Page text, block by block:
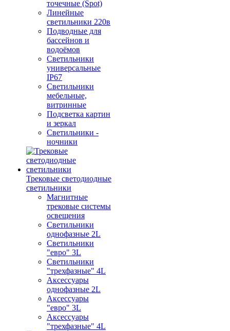
точечные (Spot)
Линейные
светильники 220в
Подводные для
бассейнов и
водоёмов
Светильники
универсальные
IP67
Светильники
мебельные,
витринные
Подсветка картин
и зеркал
Светильники -
ночники
Трековые светодиодные
светильники
Магнитные
трековые системы
освещения
Светильники
однофазные 2L
Светильники
"евро" 3L
Светильники
"трехфазные" 4L
Аксессуары
однофазные 2L
Аксессуары
"евро" 3L
Аксессуары
"трехфазные" 4L